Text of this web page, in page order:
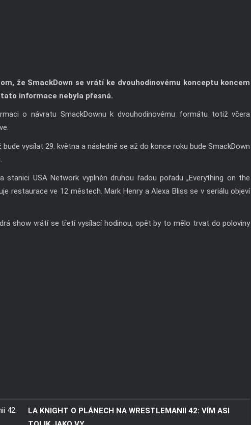
že SmackDown se vrátí ke dvouhodinovému konceptu koncem
informace nebyla přesná.
o návratu SmackDownu k dvouhodinovému formátu totiž včera
vysílat 29. května a následně se až do konce roku bude SmackDown
stanici USA Network vyplněn druhou řadou pořadu „Everything on the
restaurace ve 12 městech. Mark Henry a Alexa Bliss se v seriálu objeví
show vrátí se třetí vysílací hodinou, opět by to mělo trvat do poloviny
LA KNIGHT O PLÁNECH NA WRESTLEMANII 42: VÍM ASI